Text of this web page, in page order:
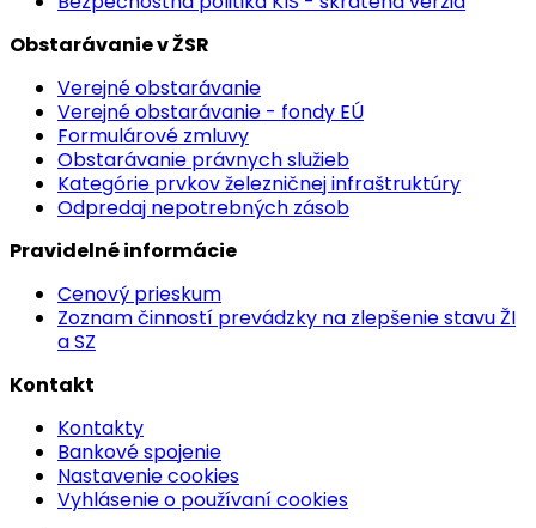
Obstarávanie v ŽSR
Verejné obstarávanie
Verejné obstarávanie - fondy EÚ
Formulárové zmluvy
Obstarávanie právnych služieb
Kategórie prvkov železničnej infraštruktúry
Odpredaj nepotrebných zásob
Pravidelné informácie
Cenový prieskum
Zoznam činností prevádzky na zlepšenie stavu ŽI
a SZ
Kontakt
Kontakty
Bankové spojenie
Nastavenie cookies
Vyhlásenie o používaní cookies